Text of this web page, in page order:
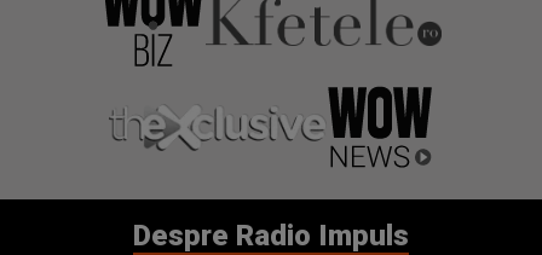
Despre Radio Impuls